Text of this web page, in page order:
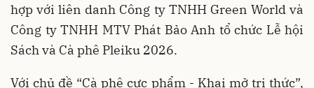
hợp với liên danh Công ty TNHH Green World và
Công ty TNHH MTV Phát Bảo Anh tổ chức Lễ hội
Sách và Cà phê Pleiku 2026.
Với chủ đề “Cà phê cực phẩm - Khai mở tri thức”,